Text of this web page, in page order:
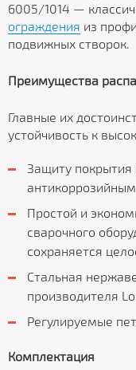
6005/1014 —
ограждения из
подвижных створок.
Преимущества
Главные их
устойчивость к
Защиту покрытия
Простой и
сварочного
сохраняется
Стальная
производителя
Регулируемые
Комплектация